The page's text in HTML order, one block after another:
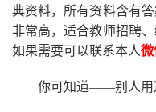
典资料，所有资料含有
非常高，适合教师招聘
如果需要可以联系本人微
你可知道——别人用